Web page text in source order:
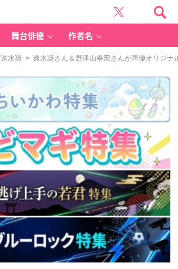
舞台俳優 作者名
速水奨 > 速水奨さん＆野津山幸宏さんが声優オリジナ